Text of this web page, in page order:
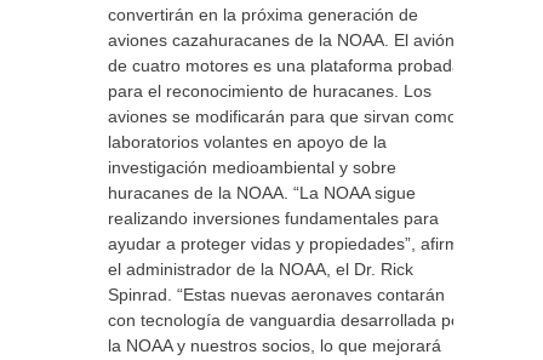
convertirán en la próxima generación de
aviones cazahuracanes de la NOAA. El avión
de cuatro motores es una plataforma probada
para el reconocimiento de huracanes. Los
aviones se modificarán para que sirvan como
laboratorios volantes en apoyo de la
investigación medioambiental y sobre
huracanes de la NOAA. “La NOAA sigue
realizando inversiones fundamentales para
ayudar a proteger vidas y propiedades”, afirmó
el administrador de la NOAA, el Dr. Rick
Spinrad. “Estas nuevas aeronaves contarán
con tecnología de vanguardia desarrollada por
la NOAA y nuestros socios, lo que mejorará